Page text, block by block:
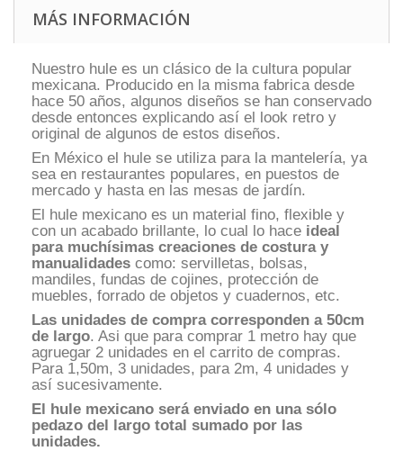
MÁS INFORMACIÓN
Nuestro hule es un clásico de la cultura popular
mexicana. Producido en la misma fabrica desde
hace 50 años, algunos diseños se han conservado
desde entonces explicando así el look retro y
original de algunos de estos diseños.
En México el hule se utiliza para la mantelería, ya
sea en restaurantes populares, en puestos de
mercado y hasta en las mesas de jardín.
El hule mexicano es un material fino, flexible y
con un acabado brillante, lo cual lo hace ideal
para muchísimas creaciones de costura y
manualidades como: servilletas, bolsas,
mandiles, fundas de cojines, protección de
muebles, forrado de objetos y cuadernos, etc.
Las unidades de compra corresponden a 50cm
de largo. Asi que para comprar 1 metro hay que
agruegar 2 unidades en el carrito de compras.
Para 1,50m, 3 unidades, para 2m, 4 unidades y
así sucesivamente.
El hule mexicano será enviado en una sólo
pedazo del largo total sumado por las
unidades.